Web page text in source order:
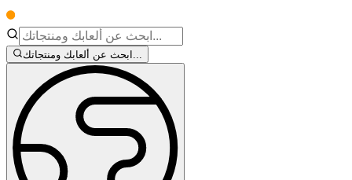
ابحث عن ألعابك ومنتجاتك...